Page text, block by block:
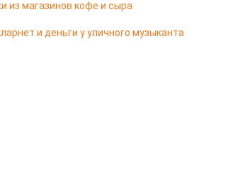
из магазинов кофе и сыра
и деньги у уличного музыканта